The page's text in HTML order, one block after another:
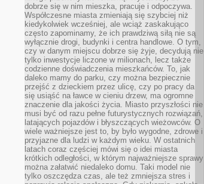
dobrze się w nim mieszka, pracuje i odpoczywa.
Współczesne miasta zmieniają się szybciej niż
kiedykolwiek wcześniej, ale wciąż zaskakująco
często zapominamy, że ich prawdziwą siłą nie są
wyłącznie drogi, budynki i centra handlowe. O tym,
czy w danym miejscu dobrze się żyje, decydują nie
tylko inwestycje liczone w milionach, lecz także
codzienne doświadczenia mieszkańców. To, jak
daleko mamy do parku, czy można bezpiecznie
przejść z dzieckiem przez ulicę, czy po pracy da
się usiąść na ławce w cieniu drzew, ma ogromne
znaczenie dla jakości życia. Miasto przyszłości nie
musi być od razu pełne futurystycznych rozwiązań,
latających pojazdów i błyszczących wieżowców. O
wiele ważniejsze jest to, by było wygodne, zdrowe i
przyjazne dla ludzi w każdym wieku. W ostatnich
latach coraz częściej mówi się o idei miasta
krótkich odległości, w którym najważniejsze sprawy
można załatwić niedaleko domu. Taki model nie
tylko oszczędza czas, ale też zmniejsza stres i